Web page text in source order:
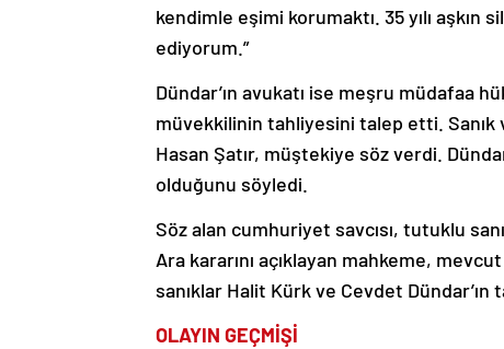
kendimle eşimi korumaktı. 35 yılı aşkın
ediyorum.”
Dündar’ın avukatı ise meşru müdafaa
müvekkilinin tahliyesini talep etti. Sanık
Hasan Şatır, müştekiye söz verdi.
olduğunu söyledi.
Söz alan cumhuriyet savcısı, tutuklu
Ara kararını açıklayan mahkeme,
sanıklar Halit Kürk ve Cevdet
OLAYIN GEÇMİŞİ